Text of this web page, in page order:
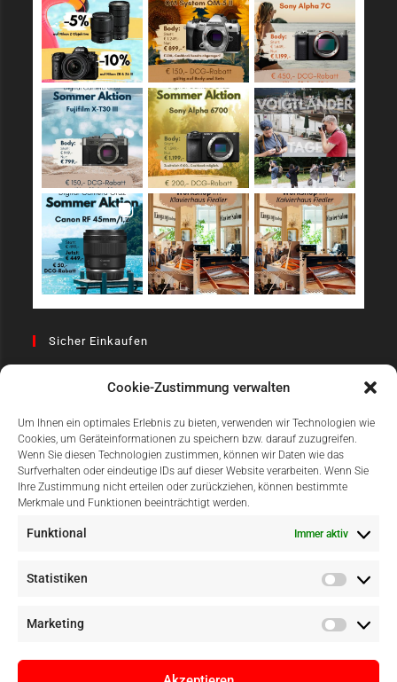
Cookie-Zustimmung verwalten
Um Ihnen ein optimales Erlebnis zu bieten, verwenden wir Technologien wie
Cookies, um Geräteinformationen zu speichern bzw. darauf zuzugreifen.
Wenn Sie diesen Technologien zustimmen, können wir Daten wie das
Surfverhalten oder eindeutige IDs auf dieser Website verarbeiten. Wenn Sie
Ihre Zustimmung nicht erteilen oder zurückziehen, können bestimmte
Merkmale und Funktionen beeinträchtigt werden.
Funktional Immer aktiv
Statistiken
Marketing
Sicher Einkaufen
Einfach Online Bezahlen